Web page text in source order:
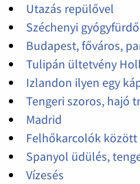
Utazás repülővel
Széchenyi
Budapest, főváros,
Tulipán ültetvény
Izlandon ilyen egy
Tengeri szoros, hajó
Madrid
Felhőkarcolók között
Spanyol üdülés,
Vízesés